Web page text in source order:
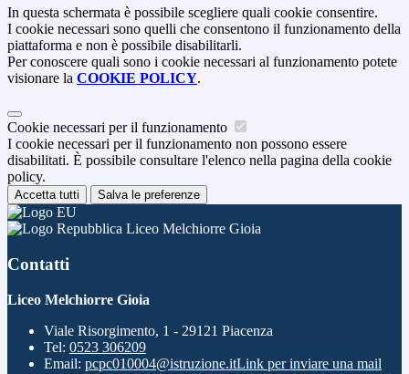
In questa schermata è possibile scegliere quali cookie consentire.
I cookie necessari sono quelli che consentono il funzionamento della
piattaforma e non è possibile disabilitarli.
Per conoscere quali sono i cookie necessari al funzionamento potete
visionare la COOKIE POLICY.
Cookie necessari per il funzionamento
I cookie necessari per il funzionamento non possono essere
disabilitati. È possibile consultare l'elenco nella pagina della cookie
policy.
Accetta tutti Salva le preferenze
Liceo Melchiorre Gioia
Contatti
Liceo Melchiorre Gioia
Viale Risorgimento, 1 - 29121 Piacenza
Tel: 0523 306209
Email: pcpc010004@istruzione.itLink per inviare una mail